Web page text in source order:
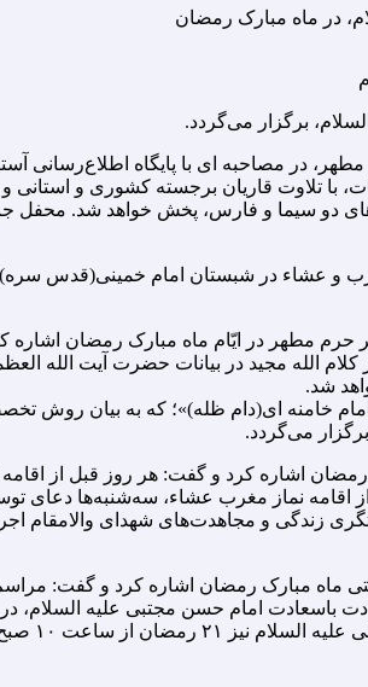
در مصاحبه ای با پایگاه
با تلاوت قاریان برجسته کشوری و استانی
سیما و فارس، پخش خواهد شد. محفل
و عشاء در شبستان امام خمینی(قدس
در ایّام ماه مبارک رمضان اشاره
الله مجید در بیانات حضرت آیت الله
شد.
خامنه ای(دام ظله)»؛ که به بیان روش
نماز مغرب عشاء، سه‌شنبه‌ها دعای
ولادت باسعادت امام حسن مجتبی علیه
صحن